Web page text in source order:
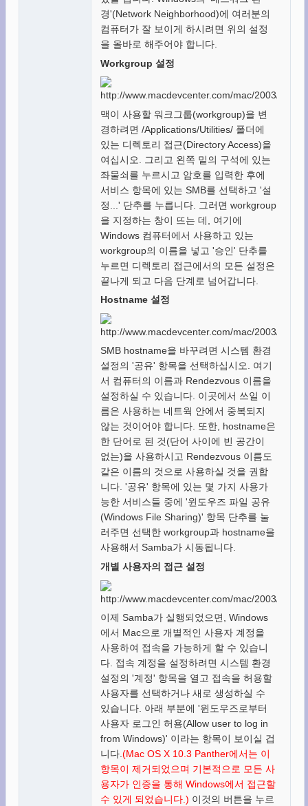
경'(Network Neighborhood)에 여러분의
컴퓨터가 잘 보이게 하시려면 위의 설정
을 올바로 해주어야 합니다.
Workgroup 설정
맥이 사용할 워크그룹(workgroup)을 변
경하려면 /Applications/Utilities/ 폴더에
있는 디렉토리 접근(Directory Access)을
여십시오. 그리고 왼쪽 밑의 구석에 있는
좌물쇠를 누르시고 암호를 입력한 후에
서비스 항목에 있는 SMB를 선택하고 '설
정...' 단추를 누릅니다. 그러면 workgroup
을 지정하는 창이 뜨는 데, 여기에
Windows 컴퓨터에서 사용하고 있는
workgroup의 이름을 넣고 '승인' 단추를
누르면 디렉토리 접근에서의 모든 설정은
끝나게 되고 다음 단계로 넘어갑니다.
Hostname 설정
SMB hostname을 바꾸려면 시스템 환경
설정의 '공유' 항목을 선택하십시오. 여기
서 컴퓨터의 이름과 Rendezvous 이름을
설정하실 수 있습니다. 이곳에서 쓰일 이
름은 사용하는 네트웍 안에서 중복되지
않는 것이어야 합니다. 또한, hostname은
한 단어로 된 것(단어 사이에 빈 공간이
없는)을 사용하시고 Rendezvous 이름도
같은 이름의 것으로 사용하실 것을 권합
니다. '공유' 항목에 있는 몇 가지 사용가
능한 서비스들 중에 '윈도우즈 파일 공유
(Windows File Sharing)' 항목 단추를 눌
러주면 선택한 workgroup과 hostname을
사용해서 Samba가 시동됩니다.
개별 사용자의 접근 설정
이제 Samba가 실행되었으면, Windows
에서 Mac으로 개별적인 사용자 계정을
사용하여 접속을 가능하게 할 수 있습니
다. 접속 계정을 설정하려면 시스템 환경
설정의 '계정' 항목을 열고 접속을 허용할
사용자를 선택하거나 새로 생성하실 수
있습니다. 아래 부분에 '윈도우즈로부터
사용자 로그인 허용(Allow user to log in
from Windows)' 이라는 항목이 보이실 겁
니다. (Mac OS X 10.3 Panther에서는 이
항목이 제거되었으며 기본적으로 모든 사
용자가 인증을 통해 Windows에서 접근할
수 있게 되었습니다.) 이것의 버튼을 누르